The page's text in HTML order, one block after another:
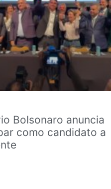
Bolsonaro anuncia
como candidato a